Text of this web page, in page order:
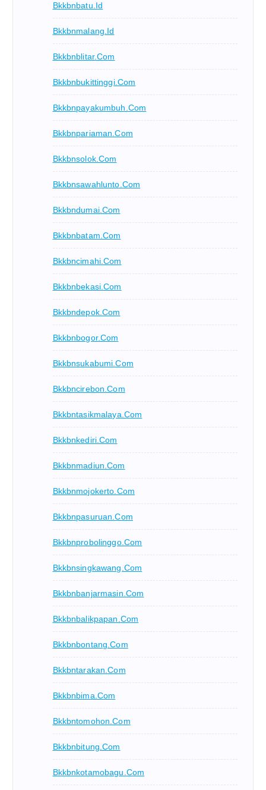
Bkkbnbatu.id
Bkkbnmalang.id
Bkkbnblitar.com
Bkkbnbukittinggi.com
Bkkbnpayakumbuh.com
Bkkbnpariaman.com
Bkkbnsolok.com
Bkkbnsawahlunto.com
Bkkbndumai.com
Bkkbnbatam.com
Bkkbncimahi.com
Bkkbnbekasi.com
Bkkbndepok.com
Bkkbnbogor.com
Bkkbnsukabumi.com
Bkkbncirebon.com
Bkkbntasikmalaya.com
Bkkbnkediri.com
Bkkbnmadiun.com
Bkkbnmojokerto.com
Bkkbnpasuruan.com
Bkkbnprobolinggo.com
Bkkbnsingkawang.com
Bkkbnbanjarmasin.com
Bkkbnbalikpapan.com
Bkkbnbontang.com
Bkkbntarakan.com
Bkkbnbima.com
Bkkbntomohon.com
Bkkbnbitung.com
Bkkbnkotamobagu.com